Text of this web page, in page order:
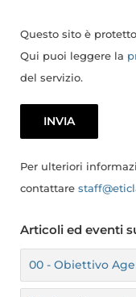
Questo sito è
Qui puoi leggere la
del servizio.
Per ulteriori
contattare
Articoli ed eventi
00 - Obiettivo